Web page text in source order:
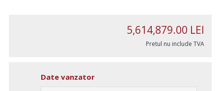
5,614,879.00 LEI
Pretul nu include TVA
Date vanzator